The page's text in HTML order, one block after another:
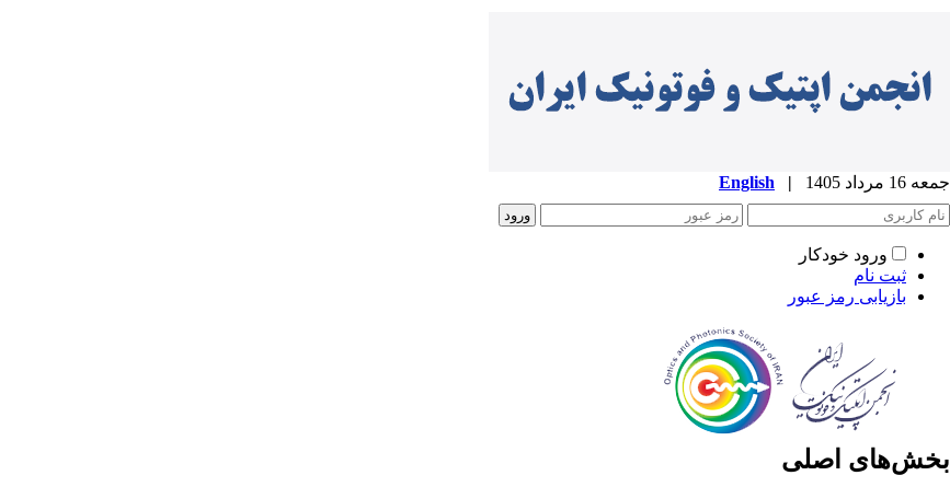
جمعه 16 مرداد 1405 |
English
ورود خودکار
ثبت نام
بازیابی رمز عبور
بخش‌های اصلی